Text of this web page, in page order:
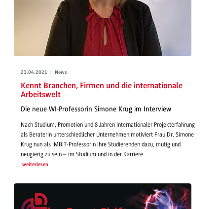
23.04.2021 | News
Kennt Branchen, Firmen und die internationale
Arbeitswelt
Die neue WI-Professorin Simone Krug im Interview
Nach Studium, Promotion und 8 Jahren internationaler Projekterfahrung
als Beraterin unterschiedlicher Unternehmen motiviert Frau Dr. Simone
Krug nun als IMBIT-Professorin ihre Studierenden dazu, mutig und
neugierig zu sein – im Studium und in der Karriere.
weiterlesen